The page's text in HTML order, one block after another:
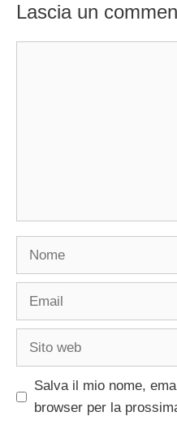
Lascia un
Nome
Email
Sito
Salva il mio nome,
browser per la